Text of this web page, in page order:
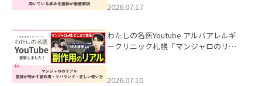
した。
2026.07.17
わたしの名医Youtube アルバアレルギ
ークリニック札幌「マンジャロのリア
た。
2026.07.10